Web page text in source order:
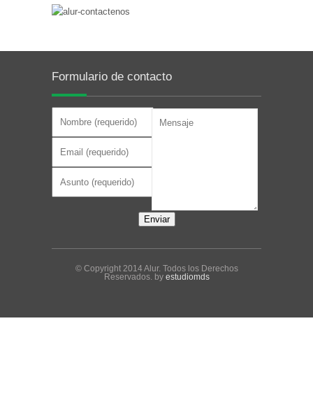
Formulario de contacto
© Copyright 2014 Alur. Todos los Derechos
Reservados. by estudiomds